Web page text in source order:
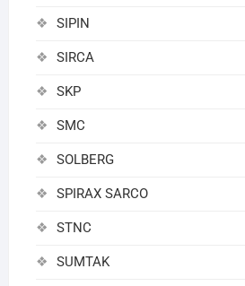
SIPIN
SIRCA
SKP
SMC
SOLBERG
SPIRAX SARCO
STNC
SUMTAK